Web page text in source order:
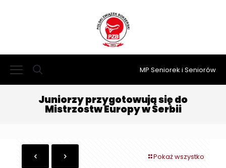
MP Seniorek i Seniorów
Juniorzy przygotowują się do
Mistrzostw Europy w Serbii
Pokaż wszystko